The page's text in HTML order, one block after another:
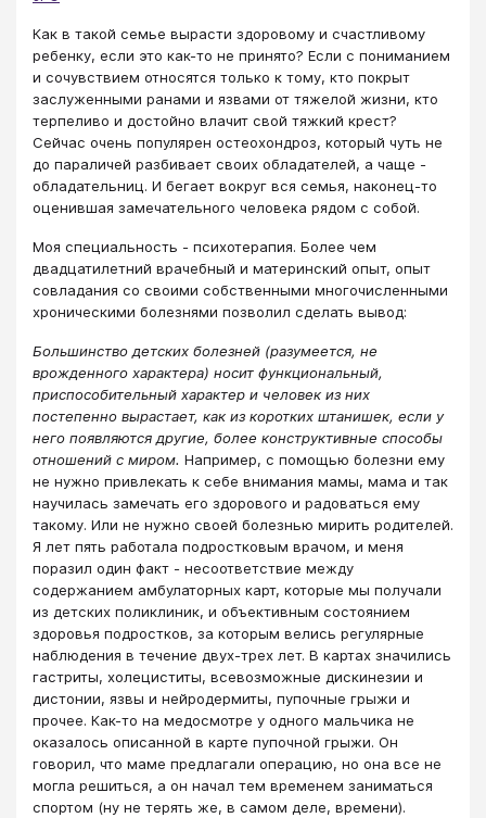
Как в такой семье вырасти здоровому и счастливому
ребенку, если это как-то не принято? Если с пониманием
и сочувствием относятся только к тому, кто покрыт
заслуженными ранами и язвами от тяжелой жизни, кто
терпеливо и достойно влачит свой тяжкий крест?
Сейчас очень популярен остеохондроз, который чуть не
до параличей разбивает своих обладателей, а чаще -
обладательниц. И бегает вокруг вся семья, наконец-то
оценившая замечательного человека рядом с собой.
Моя специальность - психотерапия. Более чем
двадцатилетний врачебный и материнский опыт, опыт
совладания со своими собственными многочисленными
хроническими болезнями позволил сделать вывод:
Большинство детских болезней (разумеется, не
врожденного характера) носит функциональный,
приспособительный характер и человек из них
постепенно вырастает, как из коротких штанишек, если у
него появляются другие, более конструктивные способы
отношений с миром. Например, с помощью болезни ему
не нужно привлекать к себе внимания мамы, мама и так
научилась замечать его здорового и радоваться ему
такому. Или не нужно своей болезнью мирить родителей.
Я лет пять работала подростковым врачом, и меня
поразил один факт - несоответствие между
содержанием амбулаторных карт, которые мы получали
из детских поликлиник, и объективным состоянием
здоровья подростков, за которым велись регулярные
наблюдения в течение двух-трех лет. В картах значились
гастриты, холециститы, всевозможные дискинезии и
дистонии, язвы и нейродермиты, пупочные грыжи и
прочее. Как-то на медосмотре у одного мальчика не
оказалось описанной в карте пупочной грыжи. Он
говорил, что маме предлагали операцию, но она все не
могла решиться, а он начал тем временем заниматься
спортом (ну не терять же, в самом деле, времени).